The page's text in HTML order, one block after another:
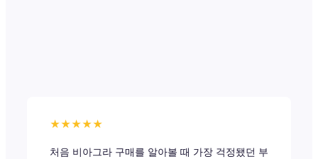
★★★★★
처음 비아그라 구매를 알아볼 때 가장 걱정됐던 부